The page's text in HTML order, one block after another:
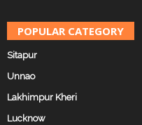
POPULAR CATEGORY
Sitapur
Unnao
Lakhimpur Kheri
Lucknow